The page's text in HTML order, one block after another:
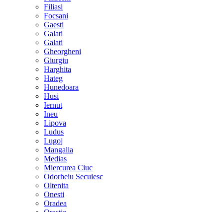
Filiasi
Focsani
Gaesti
Galati
Galati
Gheorgheni
Giurgiu
Harghita
Hateg
Hunedoara
Husi
Iernut
Ineu
Lipova
Ludus
Lugoj
Mangalia
Medias
Miercurea Ciuc
Odorheiu Secuiesc
Oltenita
Onesti
Oradea